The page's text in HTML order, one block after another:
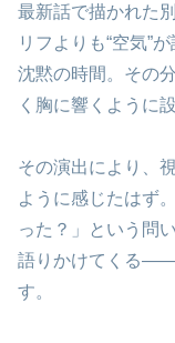
最新話で描かれた
リフよりも“空気”
沈黙の時間。その
く胸に響くように
その演出により、
ように感じたはず
った？」という問
語りかけてくる――
す。